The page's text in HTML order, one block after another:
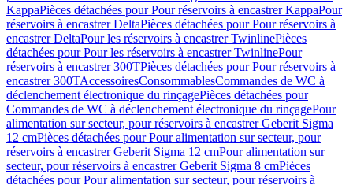
KappaPièces détachées pour Pour réservoirs à encastrer KappaPour
réservoirs à encastrer DeltaPièces détachées pour Pour réservoirs à
encastrer DeltaPour les réservoirs à encastrer TwinlinePièces
détachées pour Pour les réservoirs à encastrer TwinlinePour
réservoirs à encastrer 300TPièces détachées pour Pour réservoirs à
encastrer 300TAccessoiresConsommablesCommandes de WC à
déclenchement électronique du rinçagePièces détachées pour
Commandes de WC à déclenchement électronique du rinçagePour
alimentation sur secteur, pour réservoirs à encastrer Geberit Sigma
12 cmPièces détachées pour Pour alimentation sur secteur, pour
réservoirs à encastrer Geberit Sigma 12 cmPour alimentation sur
secteur, pour réservoirs à encastrer Geberit Sigma 8 cmPièces
détachées pour Pour alimentation sur secteur, pour réservoirs à